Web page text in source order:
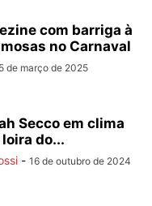
com barriga à
no Carnaval
5 de março de 2025
Secco em clima
do...
- 16 de outubro de 2024